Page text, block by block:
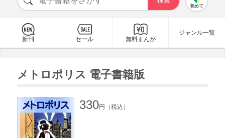
初めて
新刊 セール 無料まんが
ジャンル一覧
メトロポリス 電子書籍版
330円（税込）